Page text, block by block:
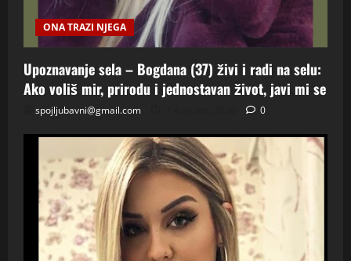
ONA TRAZI NJEGA
Upoznavanje sela – Bogdana (37) živi i radi na selu:
Ako voliš mir, prirodu i jednostavan život, javi mi se
spojljubavni@gmail.com 0